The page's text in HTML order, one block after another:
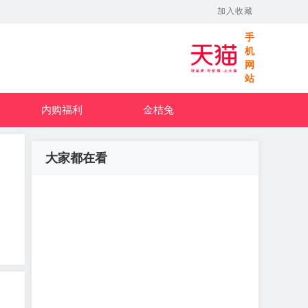
加入收藏
手
机
网
站
内购福利 金桔兔
大家都在看